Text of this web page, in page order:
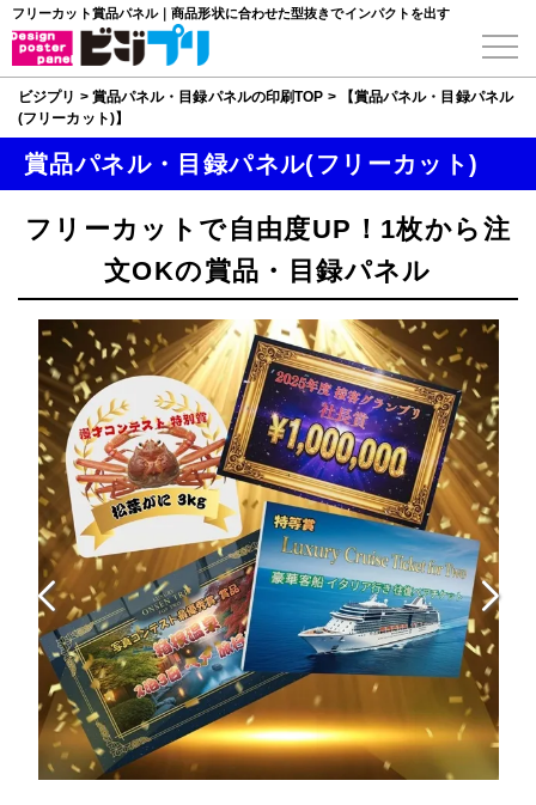
フリーカット賞品パネル｜商品形状に合わせた型抜きでインパクトを出す
ビジプリ > 賞品パネル・目録パネルの印刷TOP >
【賞品パネル・目録パネル
(フリーカット)】
賞品パネル・目録パネル(フリーカット)
フリーカットで自由度UP！1枚から注
文OKの賞品・目録パネル